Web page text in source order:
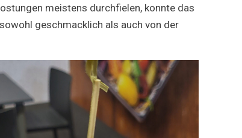
meistens durchfielen, konnte das
geschmacklich als auch von der